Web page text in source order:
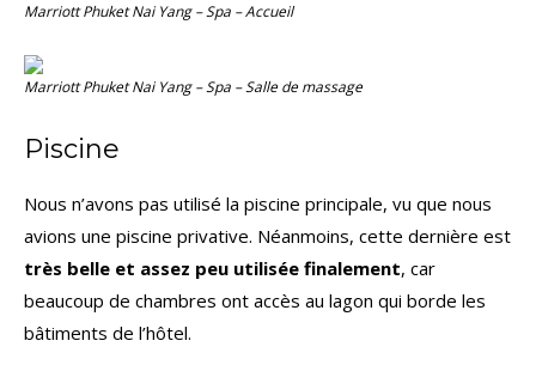
Marriott Phuket Nai Yang – Spa – Accueil
Marriott Phuket Nai Yang – Spa – Salle de massage
Piscine
Nous n’avons pas utilisé la piscine principale, vu que nous
avions une piscine privative. Néanmoins, cette dernière est
très belle et assez peu utilisée finalement, car
beaucoup de chambres ont accès au lagon qui borde les
bâtiments de l’hôtel.